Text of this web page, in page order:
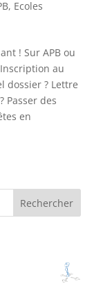
, Ecoles
! Sur APB ou
Inscription au
dossier ? Lettre
Passer des
en